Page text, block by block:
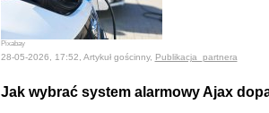
Pixabay
28-05-2026, 17:52, Artykuł gościnny, Publikacja_partnera
Jak wybrać system alarmowy Ajax